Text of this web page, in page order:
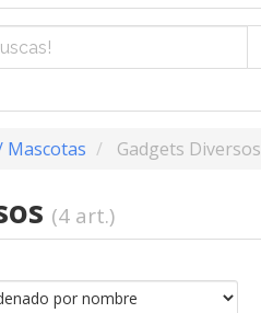
Mascotas Gadgets Diversos
(4 art.)